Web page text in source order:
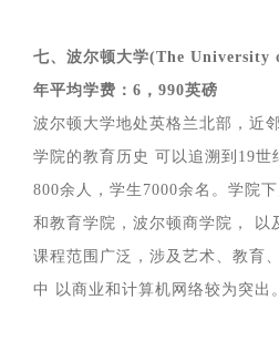
七、波尔顿大学(The University
年平均学费：6，990英磅
波尔顿大学地处英格兰北部，近
学院的教育历史 可以追溯到19世
800余人，学生7000余名。学院
和教育学院，波尔顿商学院， 以
课程范围广泛，涉及艺术、教育
中 以商业和计算机网络较为突出。